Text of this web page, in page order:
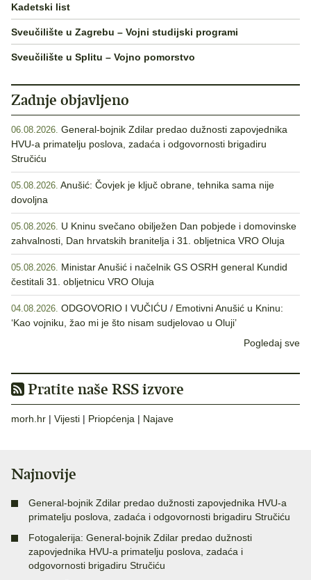
Kadetski list
Sveučilište u Zagrebu – Vojni studijski programi
Sveučilište u Splitu – Vojno pomorstvo
Zadnje objavljeno
06.08.2026. General-bojnik Zdilar predao dužnosti zapovjednika
HVU-a primatelju poslova, zadaća i odgovornosti brigadiru
Stručiću
05.08.2026. Anušić: Čovjek je ključ obrane, tehnika sama nije
dovoljna
05.08.2026. U Kninu svečano obilježen Dan pobjede i domovinske
zahvalnosti, Dan hrvatskih branitelja i 31. obljetnica VRO Oluja
05.08.2026. Ministar Anušić i načelnik GS OSRH general Kundid
čestitali 31. obljetnicu VRO Oluja
04.08.2026. ODGOVORIO I VUČIĆU / Emotivni Anušić u Kninu:
‘Kao vojniku, žao mi je što nisam sudjelovao u Oluji’
Pogledaj sve
Pratite naše RSS izvore
morh.hr | Vijesti | Priopćenja | Najave
Najnovije
General-bojnik Zdilar predao dužnosti zapovjednika HVU-a
primatelju poslova, zadaća i odgovornosti brigadiru Stručiću
Fotogalerija: General-bojnik Zdilar predao dužnosti
zapovjednika HVU-a primatelju poslova, zadaća i
odgovornosti brigadiru Stručiću